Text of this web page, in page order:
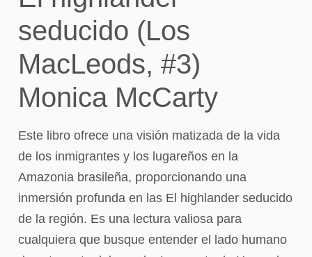
seducido (Los
MacLeods, #3)
Monica McCarty
Este libro ofrece una visión matizada de la vida
de los inmigrantes y los lugareños en la
Amazonia brasileña, proporcionando una
inmersión profunda en las El highlander seducido
de la región. Es una lectura valiosa para
cualquiera que busque entender el lado humano